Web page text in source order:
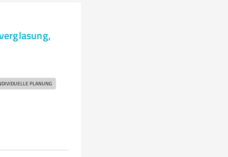
PLANUNG